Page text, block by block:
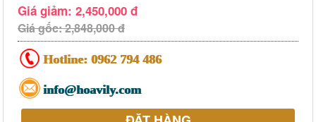
Giá giảm: 2,450,000 đ
Giá gốc: 2,848,000 đ
Hotline: 0962 794 486
info@hoavily.com